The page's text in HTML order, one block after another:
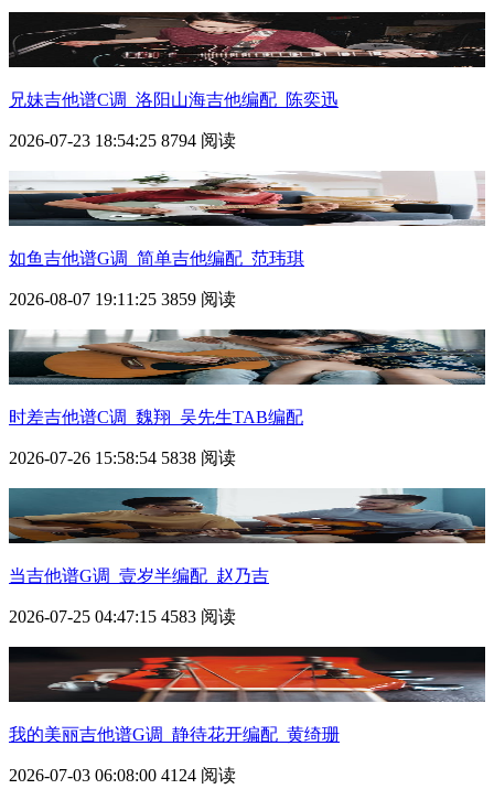
兄妹吉他谱C调_洛阳山海吉他编配_陈奕迅
2026-07-23 18:54:25 8794 阅读
如鱼吉他谱G调_简单吉他编配_范玮琪
2026-08-07 19:11:25 3859 阅读
时差吉他谱C调_魏翔_吴先生TAB编配
2026-07-26 15:58:54 5838 阅读
当吉他谱G调_壹岁半编配_赵乃吉
2026-07-25 04:47:15 4583 阅读
我的美丽吉他谱G调_静待花开编配_黄绮珊
2026-07-03 06:08:00 4124 阅读